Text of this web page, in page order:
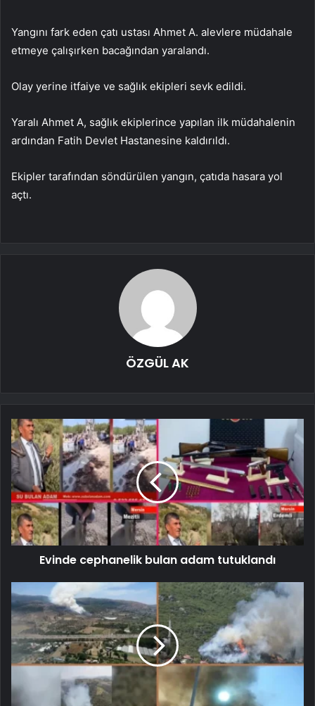
Yangını fark eden çatı ustası Ahmet A. alevlere müdahale
etmeye çalışırken bacağından yaralandı.
Olay yerine itfaiye ve sağlık ekipleri sevk edildi.
Yaralı Ahmet A, sağlık ekiplerince yapılan ilk müdahalenin
ardından Fatih Devlet Hastanesine kaldırıldı.
Ekipler tarafından söndürülen yangın, çatıda hasara yol
açtı.
ÖZGÜL AK
Evinde cephanelik bulan adam tutuklandı